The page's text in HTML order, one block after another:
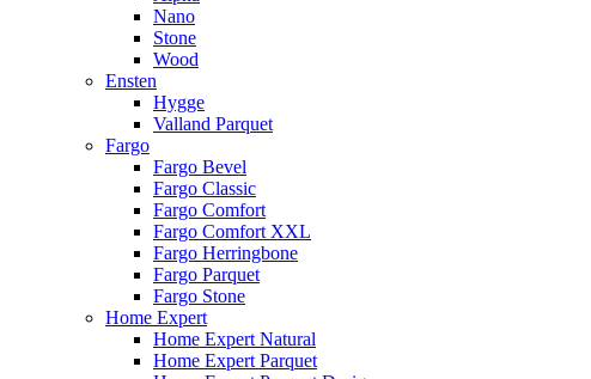
Nano
Stone
Wood
Ensten
Hygge
Valland Parquet
Fargo
Fargo Bevel
Fargo Classic
Fargo Comfort
Fargo Comfort XXL
Fargo Herringbone
Fargo Parquet
Fargo Stone
Home Expert
Home Expert Natural
Home Expert Parquet